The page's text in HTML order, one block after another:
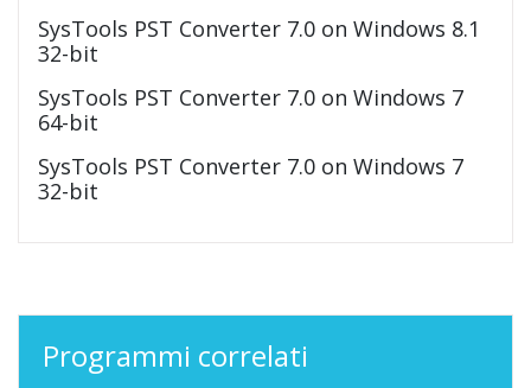
SysTools PST Converter 7.0 on Windows 8.1
32-bit
SysTools PST Converter 7.0 on Windows 7
64-bit
SysTools PST Converter 7.0 on Windows 7
32-bit
Programmi correlati